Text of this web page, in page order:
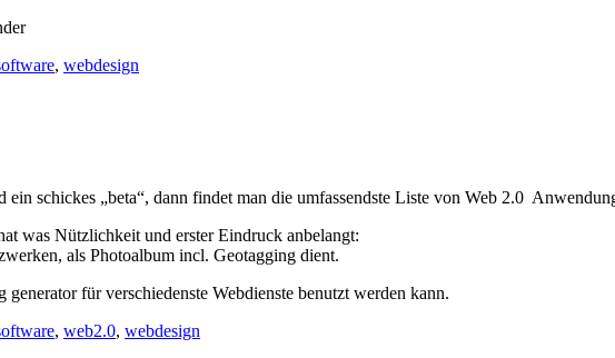
, webdesign
schickes „beta“, dann findet man die umfassendste Liste von Web 2.0
was Nützlichkeit und erster Eindruck anbelangt:
als Photoalbum incl. Geotagging dient.
generator für verschiedenste Webdienste benutzt werden kann.
, web2.0, webdesign